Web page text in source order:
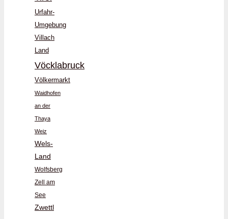
Urfahr-
Umgebung
Villach
Land
Vöcklabruck
Völkermarkt
Waidhofen
an der
Thaya
Weiz
Wels-
Land
Wolfsberg
Zell am
See
Zwettl